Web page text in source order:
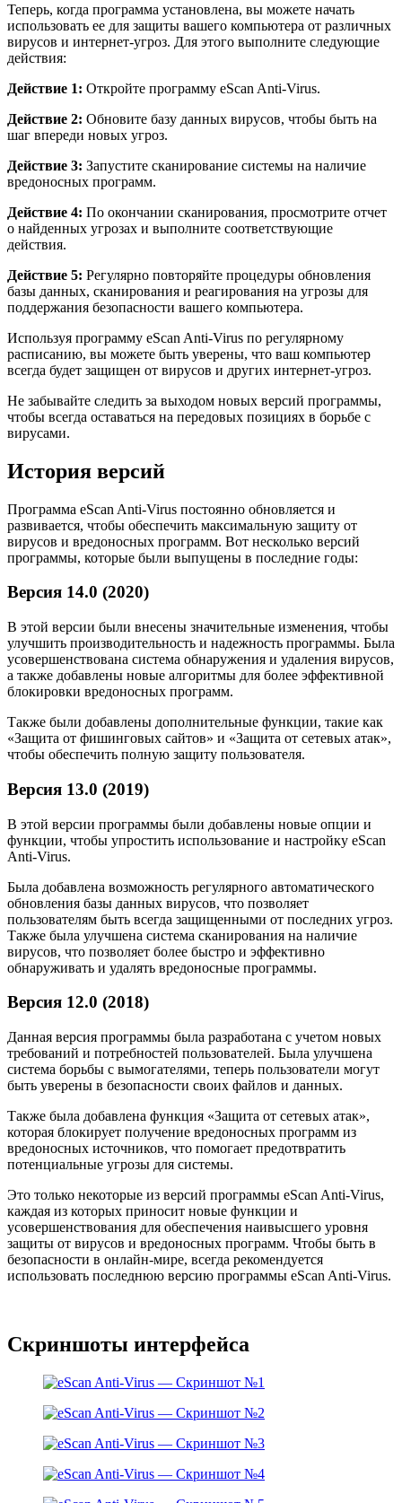
Теперь, когда программа установлена, вы можете начать
использовать ее для защиты вашего компьютера от различных
вирусов и интернет-угроз. Для этого выполните следующие
действия:
Действие 1: Откройте программу eScan Anti-Virus.
Действие 2: Обновите базу данных вирусов, чтобы быть на
шаг впереди новых угроз.
Действие 3: Запустите сканирование системы на наличие
вредоносных программ.
Действие 4: По окончании сканирования, просмотрите отчет
о найденных угрозах и выполните соответствующие
действия.
Действие 5: Регулярно повторяйте процедуры обновления
базы данных, сканирования и реагирования на угрозы для
поддержания безопасности вашего компьютера.
Используя программу eScan Anti-Virus по регулярному
расписанию, вы можете быть уверены, что ваш компьютер
всегда будет защищен от вирусов и других интернет-угроз.
Не забывайте следить за выходом новых версий программы,
чтобы всегда оставаться на передовых позициях в борьбе с
вирусами.
История версий
Программа eScan Anti-Virus постоянно обновляется и
развивается, чтобы обеспечить максимальную защиту от
вирусов и вредоносных программ. Вот несколько версий
программы, которые были выпущены в последние годы:
Версия 14.0 (2020)
В этой версии были внесены значительные изменения, чтобы
улучшить производительность и надежность программы. Была
усовершенствована система обнаружения и удаления вирусов,
а также добавлены новые алгоритмы для более эффективной
блокировки вредоносных программ.
Также были добавлены дополнительные функции, такие как
«Защита от фишинговых сайтов» и «Защита от сетевых атак»,
чтобы обеспечить полную защиту пользователя.
Версия 13.0 (2019)
В этой версии программы были добавлены новые опции и
функции, чтобы упростить использование и настройку eScan
Anti-Virus.
Была добавлена возможность регулярного автоматического
обновления базы данных вирусов, что позволяет
пользователям быть всегда защищенными от последних угроз.
Также была улучшена система сканирования на наличие
вирусов, что позволяет более быстро и эффективно
обнаруживать и удалять вредоносные программы.
Версия 12.0 (2018)
Данная версия программы была разработана с учетом новых
требований и потребностей пользователей. Была улучшена
система борьбы с вымогателями, теперь пользователи могут
быть уверены в безопасности своих файлов и данных.
Также была добавлена функция «Защита от сетевых атак»,
которая блокирует получение вредоносных программ из
вредоносных источников, что помогает предотвратить
потенциальные угрозы для системы.
Это только некоторые из версий программы eScan Anti-Virus,
каждая из которых приносит новые функции и
усовершенствования для обеспечения наивысшего уровня
защиты от вирусов и вредоносных программ. Чтобы быть в
безопасности в онлайн-мире, всегда рекомендуется
использовать последнюю версию программы eScan Anti-Virus.
Скриншоты интерфейса